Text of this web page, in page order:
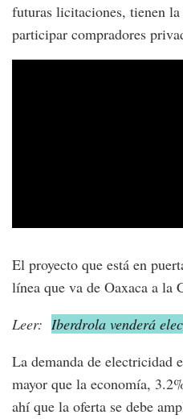
futuras licitaciones, tienen la
participar compradores
El proyecto que está en
línea que va de Oaxaca a la
Leer: Iberdrola venderá
La demanda de electricidad
mayor que la economía,
ahí que la oferta se debe